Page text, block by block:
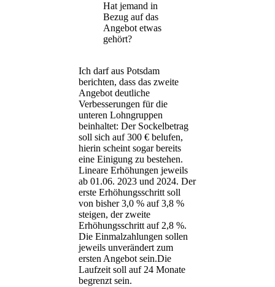
Hat jemand in
Bezug auf das
Angebot etwas
gehört?
Ich darf aus Potsdam
berichten, dass das zweite
Angebot deutliche
Verbesserungen für die
unteren Lohngruppen
beinhaltet: Der Sockelbetrag
soll sich auf 300 € belufen,
hierin scheint sogar bereits
eine Einigung zu bestehen.
Lineare Erhöhungen jeweils
ab 01.06. 2023 und 2024. Der
erste Erhöhungsschritt soll
von bisher 3,0 % auf 3,8 %
steigen, der zweite
Erhöhungsschritt auf 2,8 %.
Die Einmalzahlungen sollen
jeweils unverändert zum
ersten Angebot sein.Die
Laufzeit soll auf 24 Monate
begrenzt sein.